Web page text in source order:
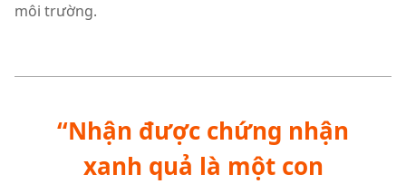
môi trường.
“Nhận được chứng nhận
xanh quả là một con